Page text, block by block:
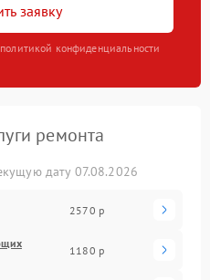
заявку
конфиденциальности
ремонта
дату 07.08.2026
2570 р
1180 р